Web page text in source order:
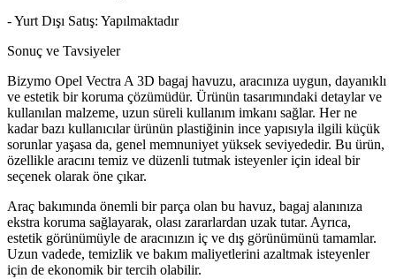
- Yurt Dışı Satış: Yapılmaktadır
Sonuç ve Tavsiyeler
Bizymo Opel Vectra A 3D bagaj havuzu, aracınıza uygun, dayanıklı
ve estetik bir koruma çözümüdür. Ürünün tasarımındaki detaylar ve
kullanılan malzeme, uzun süreli kullanım imkanı sağlar. Her ne
kadar bazı kullanıcılar ürünün plastiğinin ince yapısıyla ilgili küçük
sorunlar yaşasa da, genel memnuniyet yüksek seviyededir. Bu ürün,
özellikle aracını temiz ve düzenli tutmak isteyenler için ideal bir
seçenek olarak öne çıkar.
Araç bakımında önemli bir parça olan bu havuz, bagaj alanınıza
ekstra koruma sağlayarak, olası zararlardan uzak tutar. Ayrıca,
estetik görünümüyle de aracınızın iç ve dış görünümünü tamamlar.
Uzun vadede, temizlik ve bakım maliyetlerini azaltmak isteyenler
için de ekonomik bir tercih olabilir.